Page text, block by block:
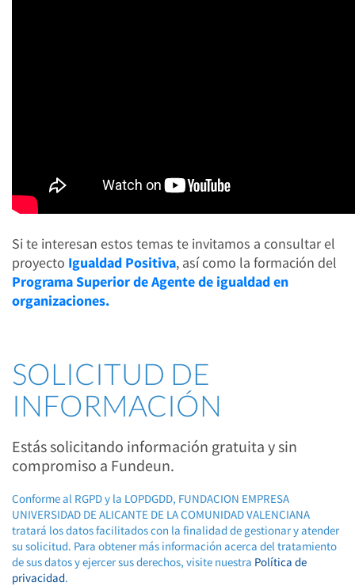
Si te interesan estos temas te invitamos a consultar el
proyecto Igualdad Positiva, así como la formación del
Programa Superior de Agente de igualdad en
organizaciones.
SOLICITUD DE
INFORMACIÓN
Estás solicitando información gratuita y sin
compromiso a Fundeun.
Conforme al RGPD y la LOPDGDD, FUNDACION EMPRESA
UNIVERSIDAD DE ALICANTE DE LA COMUNIDAD VALENCIANA
tratará los datos facilitados con la finalidad de gestionar y atender
su solicitud. Para obtener más información acerca del tratamiento
de sus datos y ejercer sus derechos, visite nuestra Política de
privacidad.